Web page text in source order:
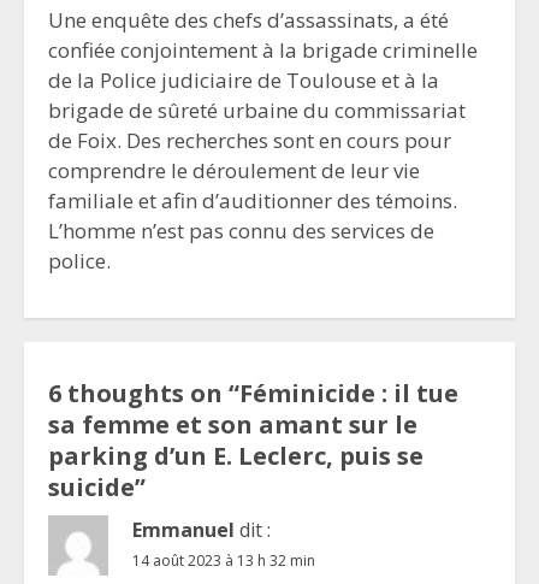
Une enquête des chefs d’assassinats, a été
confiée conjointement à la brigade criminelle
de la Police judiciaire de Toulouse et à la
brigade de sûreté urbaine du commissariat
de Foix. Des recherches sont en cours pour
comprendre le déroulement de leur vie
familiale et afin d’auditionner des témoins.
L’homme n’est pas connu des services de
police.
6 thoughts on “Féminicide : il tue
sa femme et son amant sur le
parking d’un E. Leclerc, puis se
suicide”
Emmanuel dit :
14 août 2023 à 13 h 32 min